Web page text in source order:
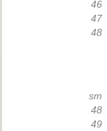
46
47
48
sm
48
49